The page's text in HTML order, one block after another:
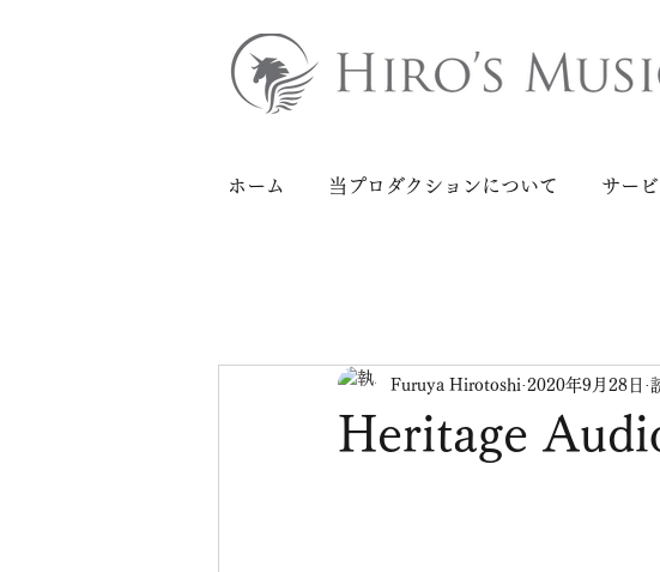
ホーム 当プロダクションについて サー
Heritage
Furuya Hirotoshi 2020年9月28日